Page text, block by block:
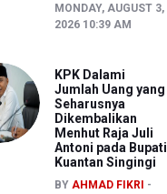
MONDAY, AUGUST 3,
2026 10:39 AM
KPK Dalami
Jumlah Uang yang
Seharusnya
Dikembalikan
Menhut Raja Juli
Antoni pada Bupati
Kuantan Singingi
BY AHMAD FIKRI